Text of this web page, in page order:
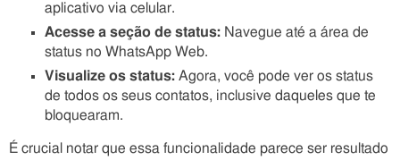
aplicativo via celular.
Acesse a seção de status: Navegue até a área de
status no WhatsApp Web.
Visualize os status: Agora, você pode ver os status
de todos os seus contatos, inclusive daqueles que te
bloquearam.
É crucial notar que essa funcionalidade parece ser resultado